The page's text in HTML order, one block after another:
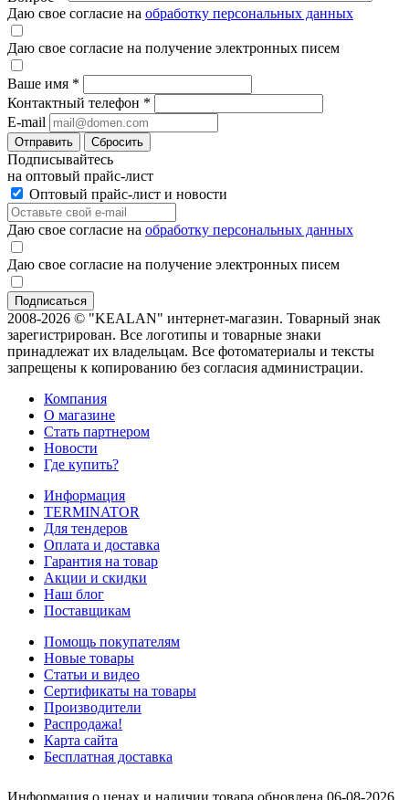
Даю свое согласие на обработку персональных данных
Даю свое согласие на получение электронных писем
Ваше имя *
Контактный телефон *
E-mail
Отправить Сбросить
Подписывайтесь
на оптовый прайс-лист
Оптовый прайс-лист и новости
Даю свое согласие на обработку персональных данных
Даю свое согласие на получение электронных писем
2008-2026 © "KEALAN" интернет-магазин. Товарный знак
зарегистрирован. Все логотипы и товарные знаки
принадлежат их владельцам. Все фотоматериалы и тексты
запрещены к копированию без согласия администрации.
Компания
О магазине
Стать партнером
Новости
Где купить?
Информация
TERMINATOR
Для тендеров
Оплата и доставка
Гарантия на товар
Акции и скидки
Наш блог
Поставщикам
Помощь покупателям
Новые товары
Статьи и видео
Сертификаты на товары
Производители
Распродажа!
Карта сайта
Бесплатная доставка